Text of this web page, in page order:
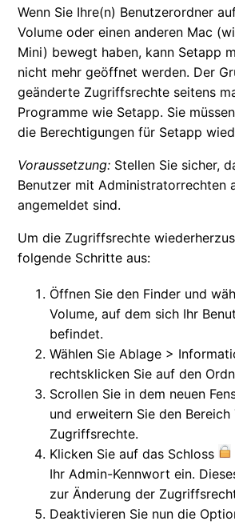
Wie kontaktiere ich das Setapp-
Frage zu einer bestimmten App?
zuständig?
Berechtigungsfehler in Setapp
Setapp funktioniert nach dem
Ordner nicht mehr
Wenn Sie Ihre(n) Benutzerordner
Volume oder einen anderen Mac
Mini) bewegt haben, kann Setapp
nicht mehr geöffnet werden. Der
geänderte Zugriffsrechte seitens
Programme wie Setapp. Sie
die Berechtigungen für Setapp
Voraussetzung: Stellen Sie sicher,
Benutzer mit Administratorrechten
angemeldet sind.
Um die Zugriffsrechte
folgende Schritte aus:
Öffnen Sie den Finder und
Volume, auf dem sich Ihr
befindet.
Wählen Sie Ablage >
rechtsklicken Sie auf den
Scrollen Sie in dem neuen
und erweitern Sie den Bereich
Zugriffsrechte.
Klicken Sie auf das Schloss
Ihr Admin-Kennwort ein.
zur Änderung der
Deaktivieren Sie nun die